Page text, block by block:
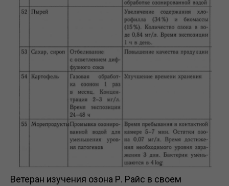
Ветеран изучения озона Р. Райс в своем